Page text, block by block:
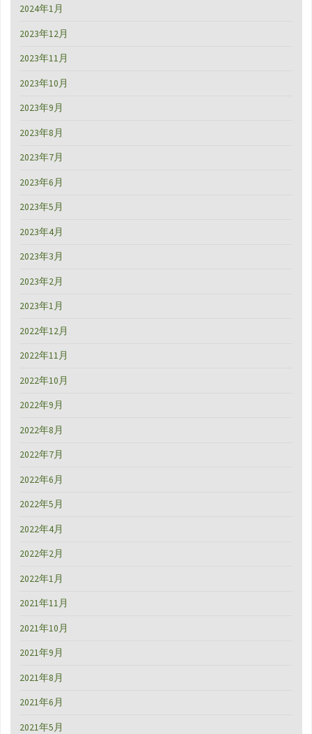
2024年1月
2023年12月
2023年11月
2023年10月
2023年9月
2023年8月
2023年7月
2023年6月
2023年5月
2023年4月
2023年3月
2023年2月
2023年1月
2022年12月
2022年11月
2022年10月
2022年9月
2022年8月
2022年7月
2022年6月
2022年5月
2022年4月
2022年2月
2022年1月
2021年11月
2021年10月
2021年9月
2021年8月
2021年6月
2021年5月